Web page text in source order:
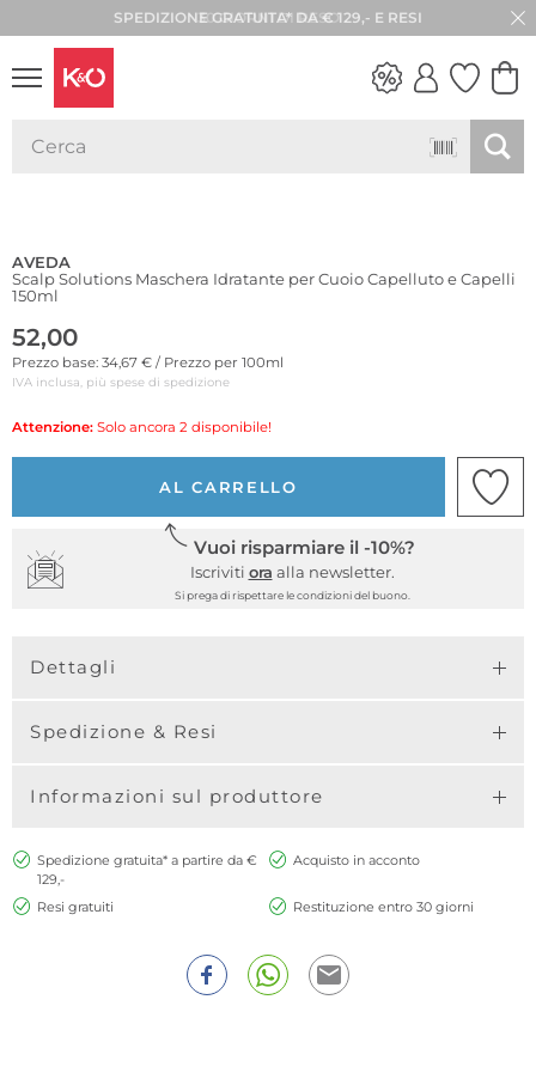
30 GIORNI DI RESO
AVEDA
Scalp Solutions Maschera Idratante per Cuoio Capelluto e Capelli
150ml
52,00
Prezzo base: 34,67 € / Prezzo per 100ml
IVA inclusa, più spese di spedizione
Attenzione: Solo ancora 2 disponibile!
AL CARRELLO
Vuoi risparmiare il -10%?
Iscriviti ora alla newsletter.
Si prega di rispettare le condizioni del buono.
Dettagli
Spedizione & Resi
Informazioni sul produttore
Spedizione gratuita* a partire da €
129,-
Acquisto in acconto
Resi gratuiti Restituzione entro 30 giorni